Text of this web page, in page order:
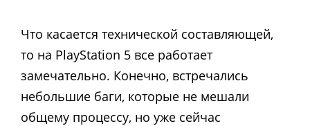
Что касается технической составляющей,
то на PlayStation 5 все работает
замечательно. Конечно, встречались
небольшие баги, которые не мешали
общему процессу, но уже сейчас